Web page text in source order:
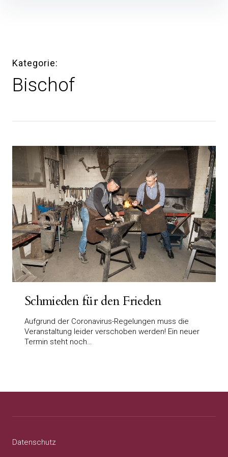
Kategorie
Bischof
Schmieden für den Frieden
Aufgrund der Coronavirus-Regelungen muss die
Veranstaltung leider verschoben werden! Ein neuer
Termin steht noch…
Datenschutz